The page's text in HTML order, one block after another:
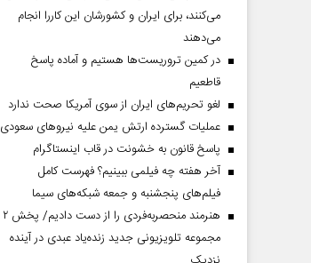
می‌کنند، برای ایران و کشورشان این کاررا انجام
می‌دهند
در کمین تروریست‌ها هستیم و آماده پاسخ
قاطعیم
لغو تحریم‌های ایران از سوی آمریکا صحت ندارد
عملیات گسترده ارتش یمن علیه نیروهای سعودی
پاسخ قانون به خشونت در قاب اینستاگرام
آخر هفته چه فیلمی ببینیم؟ فهرست کامل
فیلم‌های پنجشنبه و جمعه شبکه‌های سیما
هنرمند منحصر‌به‌فردی را از دست دادیم/ پخش ۲
مجموعه تلویزیونی جدید زنده‌یاد عبدی در آینده